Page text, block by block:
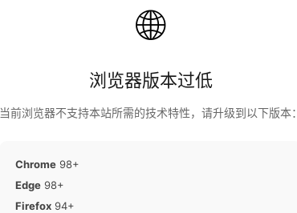
🌐
浏览器版本过低
当前浏览器不支持本站所需的技术特性，请升级到以下版本：
Chrome 98+
Edge 98+
Firefox 94+